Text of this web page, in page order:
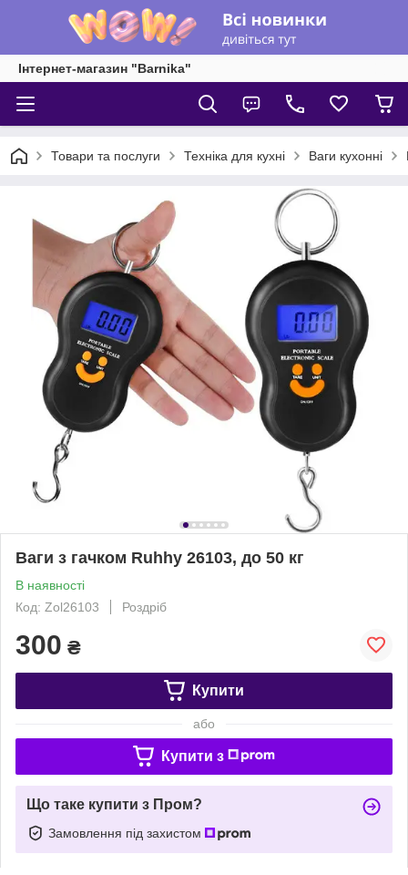
Інтернет-магазин "Barnika"
Товари та послуги Техніка для кухні Ваги кухонні
Ваги з гачком Ruhhy 26103, до 50 кг
В наявності
Код: Zol26103
Роздріб
300 ₴
Купити
або
Купити з
Що таке купити з Пром?
Замовлення під захистом